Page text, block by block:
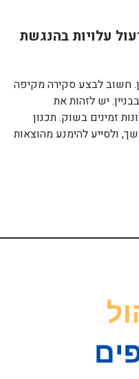
עלויות בהנגשת
חשוב לבצע סקירה מקיפה
יש לזהות את
זמינים בשוק. תכנון
ולסייע להימנע מהוצאות